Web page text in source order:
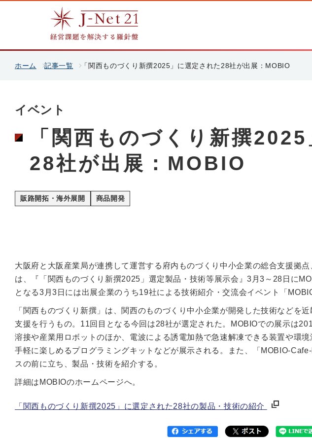
ホーム 記事一覧 「関西ものづくり新撰2025」に選定された28社が出展：MOBIO
イベント
「関西ものづくり新撰
28社が出展：MOBIO
販路開拓・海外展開 商品開発
大阪府と大阪産業局が連携して運営する府内ものづくり中小企業の総合支援拠
は、『「関西ものづくり新撰2025」選定製品・技術等展示会』3月3～28日に
となる3月3日には出展企業のうち19社による技術紹介・交流会イベント「
「関西ものづくり新撰」は、関西のものづくり中小企業が開発した技術などを
支援を行うもの。11回目となる今回は28社が選定された。MOBIOでの展示は
溶接や産業用ロボットのほか、電波による誘電加熱で急速解凍できる装置や環
手軽に楽しめるプログラミングキットなどが展示される。また、「MOBIO-
スの前に立ち、製品・技術を紹介する。
詳細はMOBIOのホームページへ。
「関西ものづくり新撰2025」に選定された28社の製品・技術の紹介